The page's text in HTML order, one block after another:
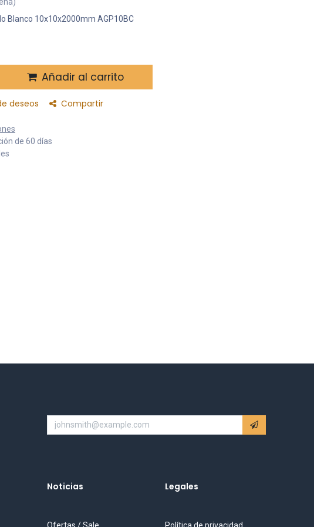
Blanco 10x10x2000mm AGP10BC
Añadir al carrito
deseos Compartir
de 60 días
Noticias Legales